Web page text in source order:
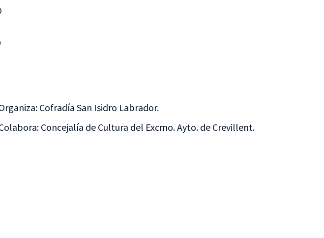
Cofradía San Isidro Labrador.
Concejalía de Cultura del Excmo. Ayto. de Crevillent.